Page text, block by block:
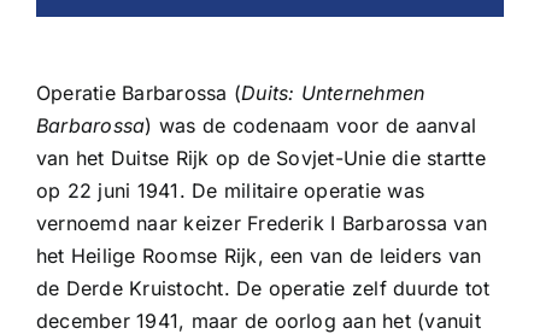
Operatie Barbarossa (Duits: Unternehmen
Barbarossa) was de codenaam voor de aanval
van het Duitse Rijk op de Sovjet-Unie die startte
op 22 juni 1941. De militaire operatie was
vernoemd naar keizer Frederik I Barbarossa van
het Heilige Roomse Rijk, een van de leiders van
de Derde Kruistocht. De operatie zelf duurde tot
december 1941, maar de oorlog aan het (vanuit